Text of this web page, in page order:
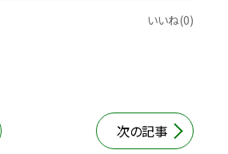
いいね(0)
次の記事